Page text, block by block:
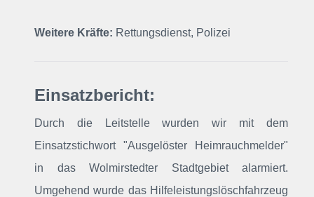
Weitere Kräfte: Rettungsdienst, Polizei
Einsatzbericht:
Durch die Leitstelle wurden wir mit dem
Einsatzstichwort "Ausgelöster Heimrauchmelder"
in das Wolmirstedter Stadtgebiet alarmiert.
Umgehend wurde das Hilfeleistungslöschfahrzeug